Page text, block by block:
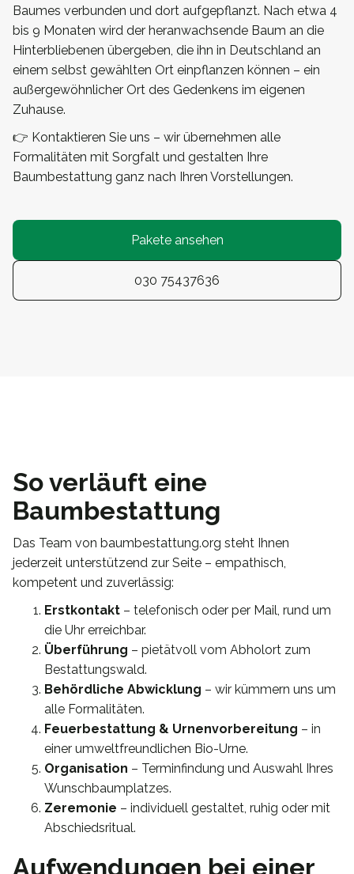
Baumes verbunden und dort aufgepflanzt. Nach etwa 4
bis 9 Monaten wird der heranwachsende Baum an die
Hinterbliebenen übergeben, die ihn in Deutschland an
einem selbst gewählten Ort einpflanzen können – ein
außergewöhnlicher Ort des Gedenkens im eigenen
Zuhause.
👉 Kontaktieren Sie uns – wir übernehmen alle
Formalitäten mit Sorgfalt und gestalten Ihre
Baumbestattung ganz nach Ihren Vorstellungen.
Pakete ansehen
030 75437636
So verläuft eine
Baumbestattung
Das Team von baumbestattung.org steht Ihnen
jederzeit unterstützend zur Seite – empathisch,
kompetent und zuverlässig:
Erstkontakt – telefonisch oder per Mail, rund um
die Uhr erreichbar.
Überführung – pietätvoll vom Abholort zum
Bestattungswald.
Behördliche Abwicklung – wir kümmern uns um
alle Formalitäten.
Feuerbestattung & Urnenvorbereitung – in
einer umweltfreundlichen Bio-Urne.
Organisation – Terminfindung und Auswahl Ihres
Wunschbaumplatzes.
Zeremonie – individuell gestaltet, ruhig oder mit
Abschiedsritual.
Aufwendungen bei einer